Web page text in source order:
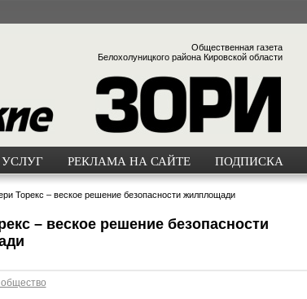
Общественная газета
Белохолуницкого района Кировской области
РЕКЛАМА НА САЙТЕ ПОДПИСКА
Торекс – веское решение безопасности жилплощади
– веское решение безопасности
общество